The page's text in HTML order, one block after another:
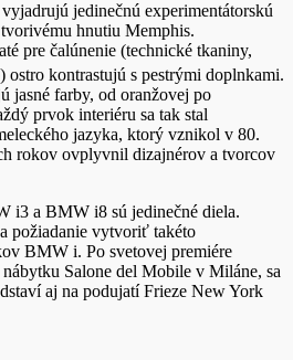
jedinečnú experimentátorskú
hnutiu Memphis.
pre čalúnenie (technické tkaniny,
ostro kontrastujú s pestrými doplnkami.
jasné farby, od oranžovej po
prvok interiéru sa tak stal
jazyka, ktorý vznikol v 80.
rokov ovplyvnil dizajnérov a tvorcov
i3 a BMW i8 sú jedinečné diela.
požiadanie vytvoriť takéto
BMW i. Po svetovej premiére
Salone del Mobile v Miláne, sa
aj na podujatí Frieze New York